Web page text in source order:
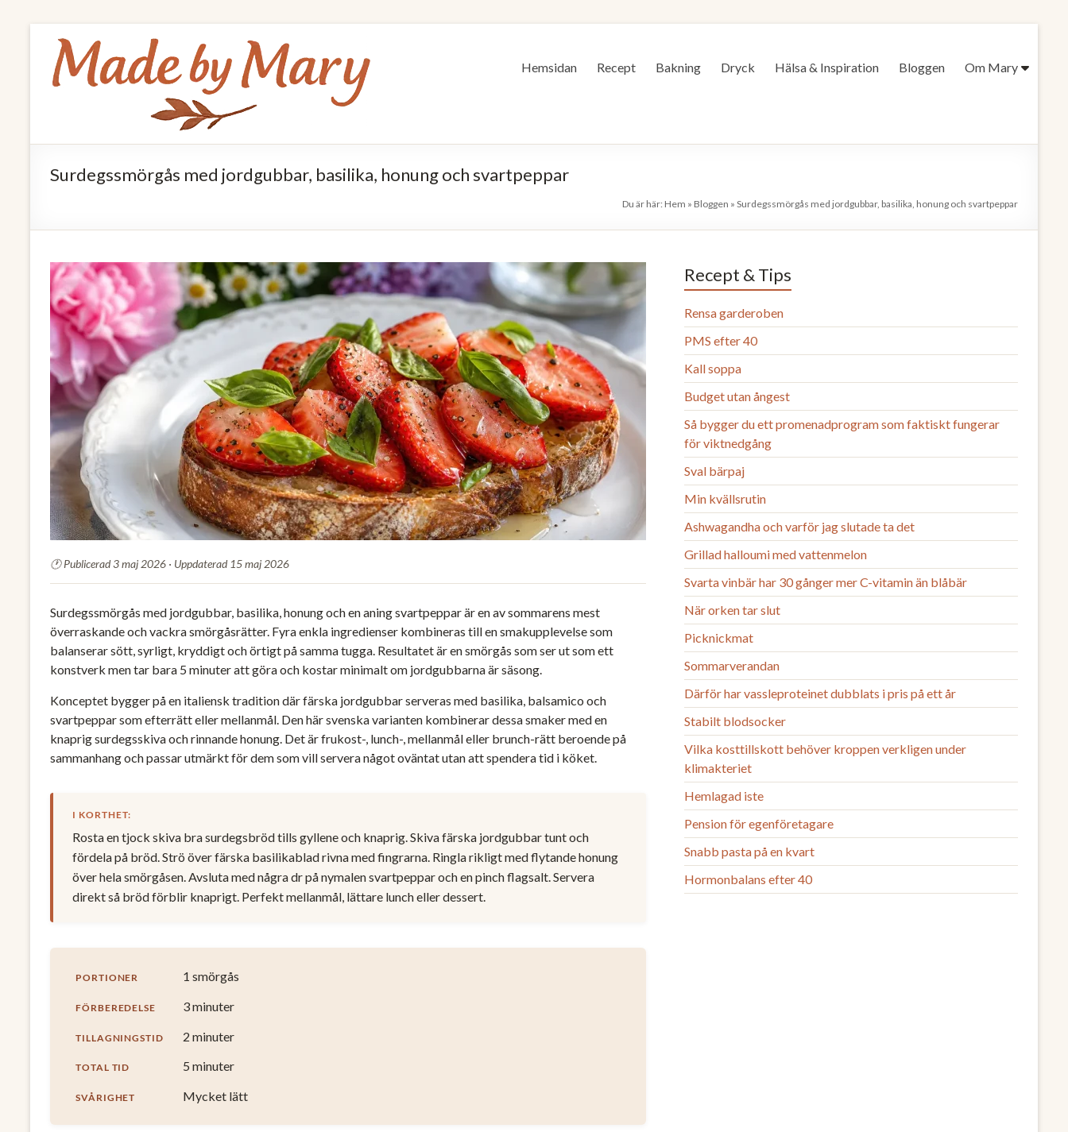
content
Made
by
Allt
om
mat
Hemsidan Recept Bakning Dryck Hälsa & Inspiration Bloggen Om Mary
Surdegssmörgås med jordgubbar, basilika, honung och svartpeppar
Du är här: Hem » Bloggen » Surdegssmörgås med jordgubbar, basilika, honung och svartpeppar
Publicerad 3 maj 2026 · Uppdaterad 15 maj 2026
Surdegssmörgås med jordgubbar, basilika, honung och en aning svartpeppar är en av sommarens mest
överraskande och vackra smörgåsrätter. Fyra enkla ingredienser kombineras till en smakupplevelse som
balanserar sött, syrligt, kryddigt och örtigt på samma tugga. Resultatet är en smörgås som ser ut som ett
konstverk men tar bara 5 minuter att göra och kostar minimalt om jordgubbarna är säsong.
Konceptet bygger på en italiensk tradition där färska jordgubbar serveras med basilika, balsamico och
svartpeppar som efterrätt eller mellanmål. Den här svenska varianten kombinerar dessa smaker med en
knaprig surdegsskiva och rinnande honung. Det är frukost-, lunch-, mellanmål eller brunch-rätt beroende på
sammanhang och passar utmärkt för dem som vill servera något oväntat utan att spendera tid i köket.
I KORTHET:
Rosta en tjock skiva bra surdegsbröd tills gyllene och knaprig. Skiva färska jordgubbar tunt och
fördela på bröd. Strö över färska basilikablad rivna med fingrarna. Ringla rikligt med flytande honung
över hela smörgåsen. Avsluta med några dr på nymalen svartpeppar och en pinch flagsalt. Servera
direkt så bröd förblir knaprigt. Perfekt mellanmål, lättare lunch eller dessert.
PORTIONER 1 smörgås
FÖRBEREDELSE 3 minuter
TILLAGNINGSTID 2 minuter
TOTAL TID 5 minuter
SVÅRIGHET Mycket lätt
Recept & Tips
Rensa garderoben
PMS efter 40
Kall soppa
Budget utan ångest
Så bygger du ett promenadprogram som faktiskt fungerar
för viktnedgång
Sval bärpaj
Min kvällsrutin
Ashwagandha och varför jag slutade ta det
Grillad halloumi med vattenmelon
Svarta vinbär har 30 gånger mer C-vitamin än blåbär
När orken tar slut
Picknickmat
Sommarverandan
Därför har vassleproteinet dubblats i pris på ett år
Stabilt blodsocker
Vilka kosttillskott behöver kroppen verkligen under
klimakteriet
Hemlagad iste
Pension för egenföretagare
Snabb pasta på en kvart
Hormonbalans efter 40